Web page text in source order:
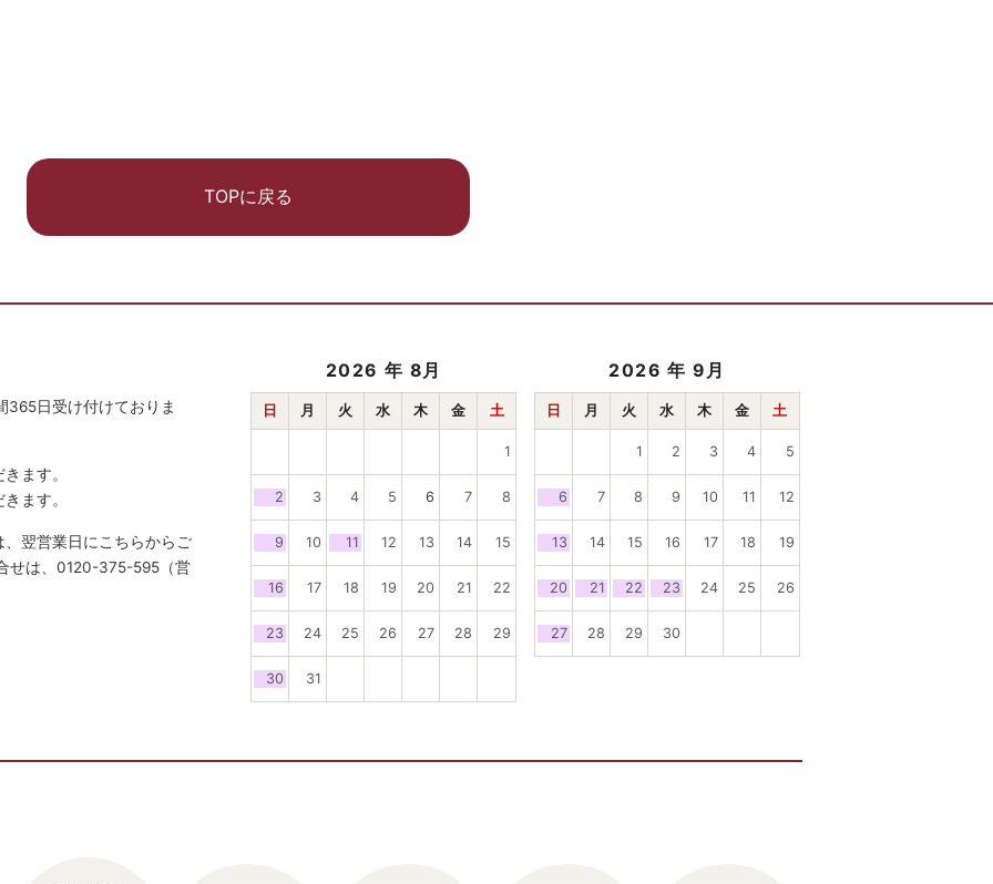
TOPに戻る
365日受け付けておりま
ます。
ます。
翌営業日にこちらからご
せは、0120-375-595（営
2026 年 8月
日 月 火 水 木 金 土
1
2 3 4 5 6 7 8
9 10 11 12 13 14 15
16 17 18 19 20 21 22
23 24 25 26 27 28 29
30 31
2026 年 9月
日 月 火 水 木 金 土
1 2 3 4 5
6 7 8 9 10 11 12
13 14 15 16 17 18 19
20 21 22 23 24 25 26
27 28 29 30